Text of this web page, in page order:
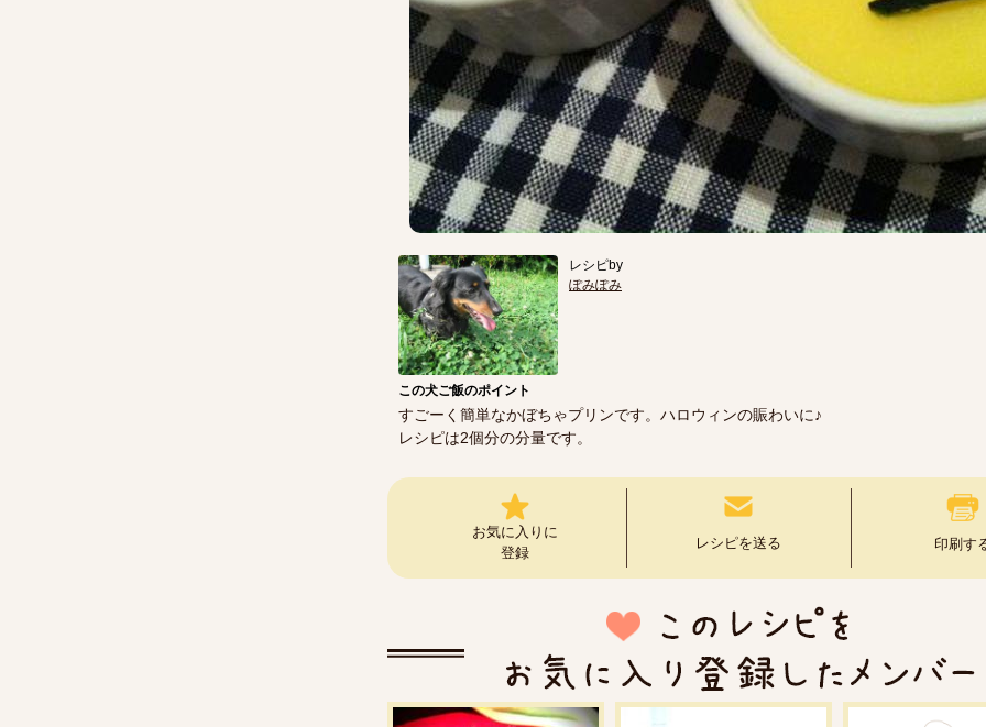
レシピby
ぽみぽみ
この犬ご飯のポイント
すごーく簡単なかぼちゃプリンです。ハロウィンの賑わいに♪
レシピは2個分の分量です。
お気に入りに
登録
レシピを送る 印刷す